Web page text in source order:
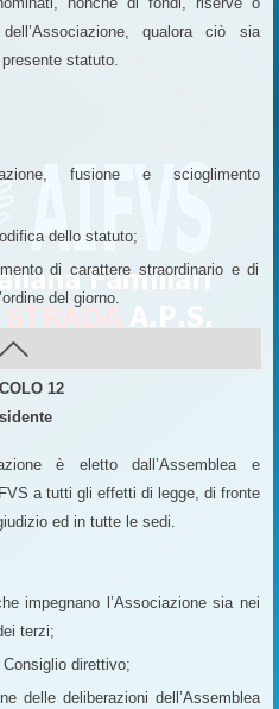
qualora ciò sia
statuto.
fusione e scioglimento
dello statuto;
di carattere straordinario e di
del giorno.
12
è eletto dall’Assemblea e
a tutti gli effetti di legge, di fronte
ed in tutte le sedi.
impegnano l’Associazione sia nei
terzi;
direttivo;
delle deliberazioni dell’Assemblea